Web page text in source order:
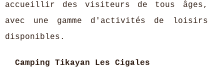
accueillir des visiteurs de tous âges,
avec une gamme d'activités de loisirs
disponibles.
Camping Tikayan Les Cigales